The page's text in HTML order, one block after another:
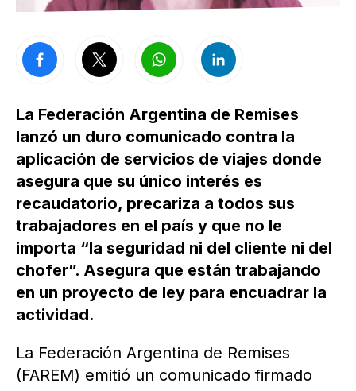
La Federación Argentina de Remises
lanzó un duro comunicado contra la
aplicación de servicios de viajes donde
asegura que su único interés es
recaudatorio, precariza a todos sus
trabajadores en el país y que no le
importa “la seguridad ni del cliente ni del
chofer”. Asegura que están trabajando
en un proyecto de ley para encuadrar la
actividad.
La Federación Argentina de Remises
(FAREM) emitió un comunicado firmado